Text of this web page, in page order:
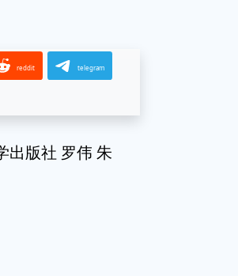
reddit telegram
出版社 罗伟 朱